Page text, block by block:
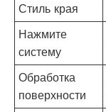
Стиль края
Нажмите
систему
Обработка
поверхности